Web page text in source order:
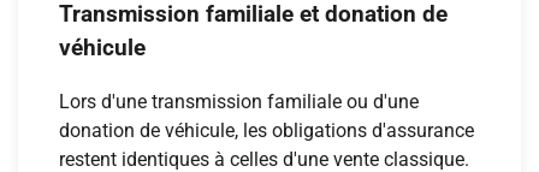
Transmission familiale et donation de
véhicule
Lors d'une transmission familiale ou d'une
donation de véhicule, les obligations d'assurance
restent identiques à celles d'une vente classique.